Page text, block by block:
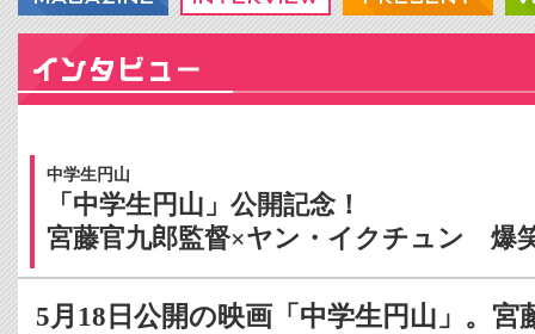
中学生円山
「中学生円山」公開記念！
宮藤官九郎監督×ヤン・イクチュン 爆
5月18日公開の映画「中学生円山」。宮